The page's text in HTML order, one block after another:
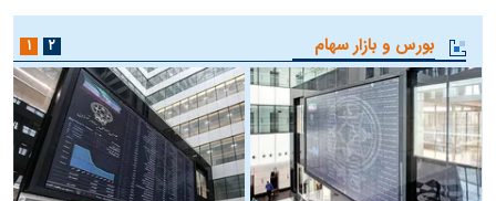
بورس و بازار سهام ۱ ۲